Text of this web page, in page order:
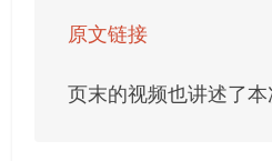
原文链接
页末的视频也讲述了